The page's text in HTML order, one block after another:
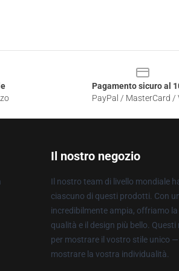
Pagamento sicuro al
PayPal / MasterCard /
Il nostro negozio
Il nostro team di livello mondiale
ciascuno di questi prodotti. Con
incredibilmente ampia, offriamo
qualità e il design più bello. Questi
per mostrare il vostro stile unico
mostrare la vostra individualità.